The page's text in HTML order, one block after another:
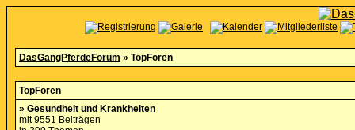
DasGangPferdeForum » TopForen
TopForen
» Gesundheit und Krankheiten
mit 9551 Beiträgen